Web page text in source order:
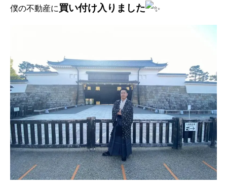
僕の不動産に買い付け入りました